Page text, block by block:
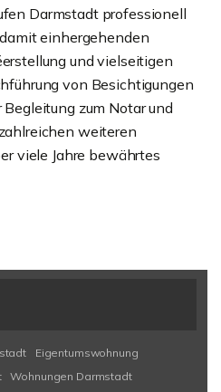
Darmstadt professionell
einhergehenden
und vielseitigen
von Besichtigungen
zum Notar und
weiteren
viele Jahre bewährtes
Eigentumswohnung
Wohnungen Darmstadt